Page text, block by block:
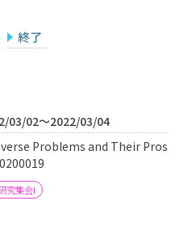
委員専用
アクセス・お問合せ
終了
03/02～2022/03/04
Problems and Their Pros
究集会I